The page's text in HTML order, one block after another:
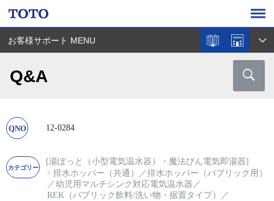
お客様サポート MENU
Q&A
12-0284
[湯ぽっと（小型電気温水器）・魔法びん電気即湯器]
排水ホッパー（共通）
／排水ホッパー（パブリック用）
／幼児用マルチシンク対応電気温水器 ／
REK（パブリック飲料/洗い物・据置タイプ）
／